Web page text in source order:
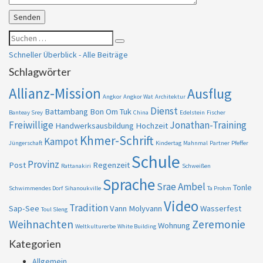
Suchen
nach:
Suchen
Schneller Überblick - Alle Beiträge
Schlagwörter
Allianz-Mission Angkor Angkor Wat Architektur Ausflug
Banteay Srey Battambang Bon Om Tuk China Dienst Edelstein Fischer
Freiwillige Handwerksausbildung Hochzeit Jonathan-Training
Jüngerschaft Kampot Khmer-Schrift Kindertag Mahnmal Partner Pfeffer
Post Provinz Rattanakiri Regenzeit Schule Schweißen
Schwimmendes Dorf Sihanoukville SpracheSrae Ambel Ta Prohm Tonle
Sap-See Toul Sleng TraditionVann Molyvann Video Wasserfest
Weihnachten Weltkulturerbe White Building Wohnung Zeremonie
Kategorien